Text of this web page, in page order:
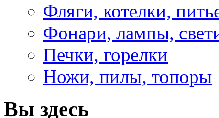
Фляги, котелки,
Фонари, лампы,
Печки, горелки
Ножи, пилы, топоры
Вы здесь